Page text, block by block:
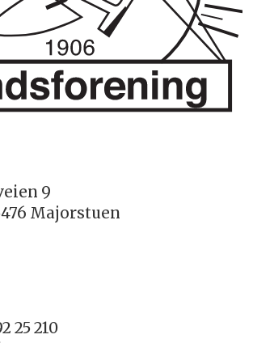
9
Majorstuen
25 210